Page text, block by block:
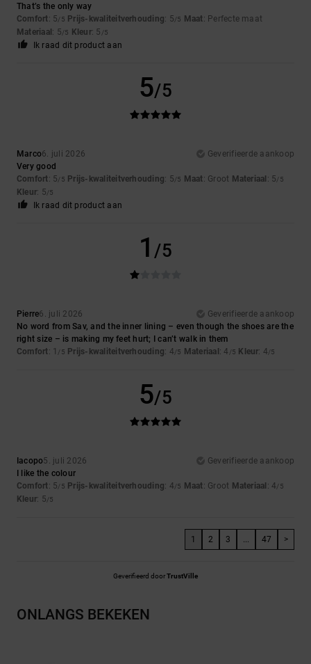
That’s the only way
Comfort: 5/5 Prijs-kwaliteitverhouding: 5/5 Maat: Perfecte maat
Materiaal: 5/5 Kleur: 5 /5
Ik raad dit product aan
5/5
Marco6. juli 2026
Geverifieerde aankoop
Very good
Comfort: 5/5 Prijs-kwaliteitverhouding: 5/5 Maat: Groot Materiaal : 5/5
Kleur: 5/5
Ik raad dit product aan
1 /5
Pierre6. juli 2026
Geverifieerde aankoop
No word from Sav, and the inner lining – even though the shoes are the
right size – is making my feet hurt; I can’t walk in them
Comfort: 1 /5 Prijs-kwaliteitverhouding: 4/5 Materiaal: 4 /5 Kleur: 4/5
5/5
Iacopo5. juli 2026
Geverifieerde aankoop
I like the colour
Comfort: 5/5 Prijs-kwaliteitverhouding: 4/5 Maat: Groot Materiaal : 4/5
Kleur: 5/5
1 2 3 ... 47 >
Geverifieerd doorTrustVille
ONLANGS BEKEKEN